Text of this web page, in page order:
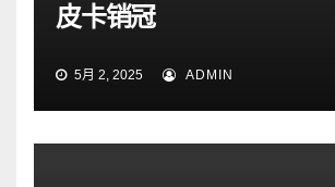
皮卡销冠
5月 2, 2025 ADMIN